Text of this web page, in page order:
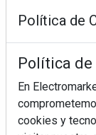
REVISTA
Política de
Política de
En
cookies y